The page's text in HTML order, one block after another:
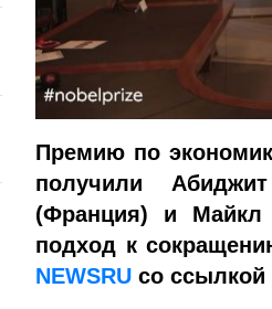
Премию по
получили
(Франция) и Майкл
подход к
NEWSRU со